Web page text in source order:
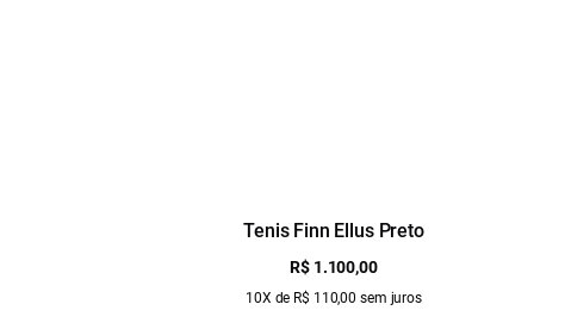
Tenis Finn Ellus Preto
R$ 1.100,00
10X de R$ 110,00 sem juros